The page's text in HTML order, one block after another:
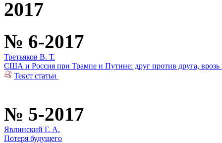
2017
№ 6-2017
Третьяков В. Т.
США и Россия при Трампе и Путине: друг против друга, врозь
Текст статьи
№ 5-2017
Явлинский Г. А.
Потеря будущего